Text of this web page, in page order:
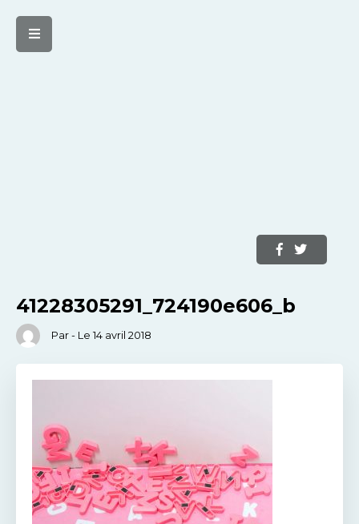
41228305291_724190e606_b
Par - Le 14 avril 2018